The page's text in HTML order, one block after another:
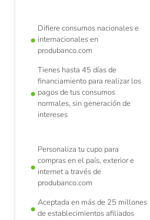
Difiere consumos nacionales e
internacionales en
produbanco.com
Tienes hasta 45 días de
financiamiento para realizar los
pagos de tus consumos
normales, sin generación de
intereses
Personaliza tu cupo para
compras en el país, exterior e
internet a través de
produbanco.com
Aceptada en más de 25 millones
de establecimientos afiliados